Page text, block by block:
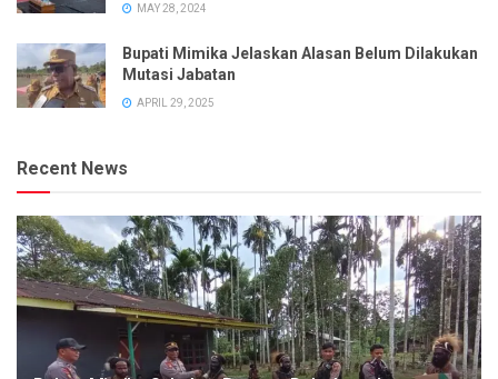
MAY 28, 2024
Bupati Mimika Jelaskan Alasan Belum Dilakukan
Mutasi Jabatan
APRIL 29, 2025
Recent News